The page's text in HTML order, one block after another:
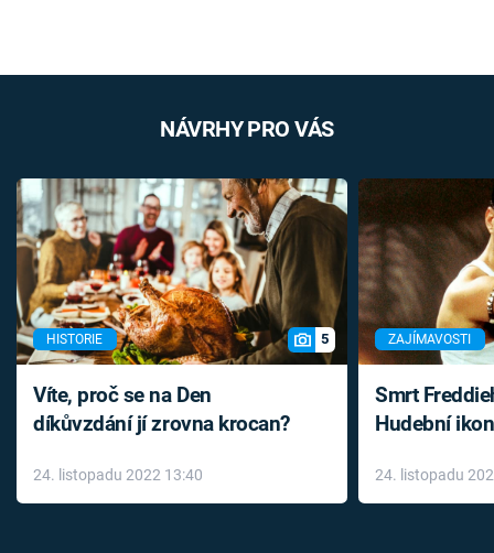
NÁVRHY PRO VÁS
HISTORIE 5
Víte, proč se na Den
díkůvzdání jí zrovna krocan?
24. listopadu 2022 13:40
ZAJÍMAVOSTI
Smrt
Hudební
léky
24. listopadu